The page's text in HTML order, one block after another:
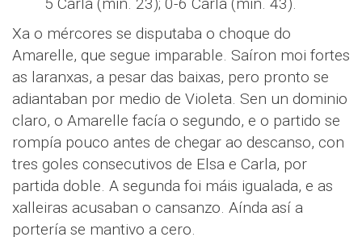
5 Carla (min. 23); 0-6 Carla (min. 43).
Xa o mércores se disputaba o choque do
Amarelle, que segue imparable. Saíron moi fortes
as laranxas, a pesar das baixas, pero pronto se
adiantaban por medio de Violeta. Sen un dominio
claro, o Amarelle facía o segundo, e o partido se
rompía pouco antes de chegar ao descanso, con
tres goles consecutivos de Elsa e Carla, por
partida doble. A segunda foi máis igualada, e as
xalleiras acusaban o cansanzo. Aínda así a
portería se mantivo a cero.